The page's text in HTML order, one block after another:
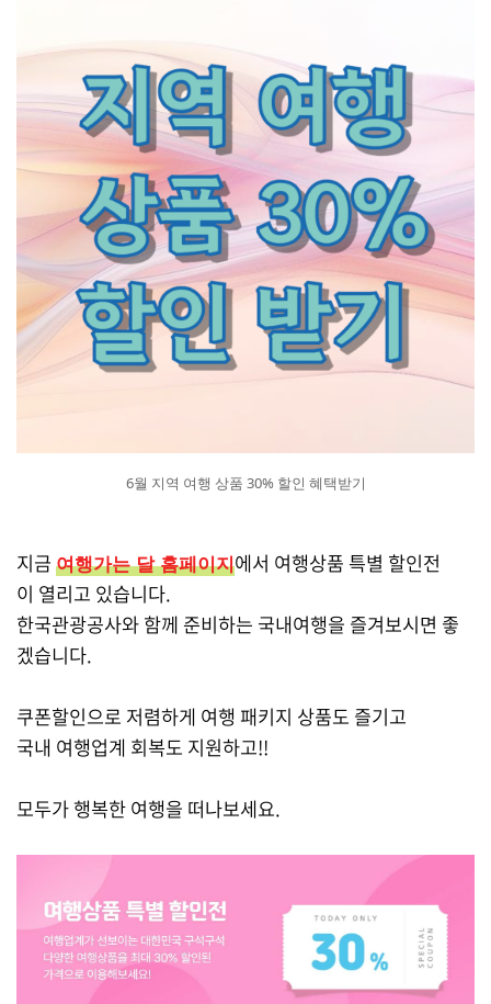
6월 지역 여행 상품 30% 할인 혜택받기
지금 여행가는 달 홈페이지에서 여행상품 특별 할인전
이 열리고 있습니다.
한국관광공사와 함께 준비하는 국내여행을 즐겨보시면 좋
겠습니다.
쿠폰할인으로 저렴하게 여행 패키지 상품도 즐기고
국내 여행업계 회복도 지원하고!!
모두가 행복한 여행을 떠나보세요.